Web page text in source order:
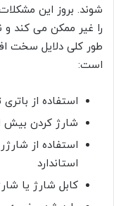
شوند. بروز این
را غیر ممکن می کند
طور کلی دلایل سخت
است:
استفاده از
شارژ کردن بیش
استفاده از
استاندارد
کابل شارژ یا